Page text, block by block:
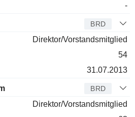
-
BRD
Direktor/Vorstandsmitglied
54
31.07.2013
BRD
Direktor/Vorstandsmitglied